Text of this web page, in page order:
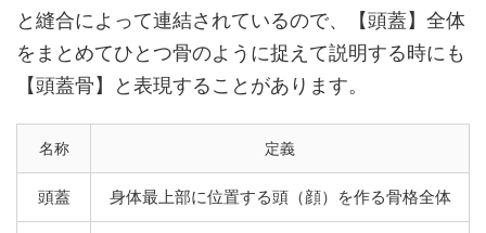
と縫合によって連結されているので、【頭蓋】全体
をまとめてひとつ骨のように捉えて説明する時にも
【頭蓋骨】と表現することがあります。
名称 定義
頭蓋 身体最上部に位置する頭（顔）を作る骨格全体